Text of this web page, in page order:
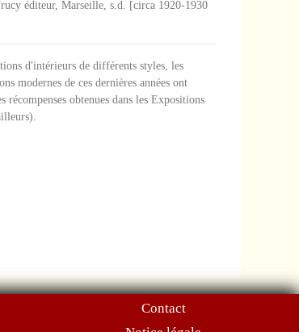
éditeur, Marseille, s.d. [circa 1920-1930
d'intérieurs de différents styles, les
modernes de ces dernières années ont
obtenues dans les Expositions
Contact